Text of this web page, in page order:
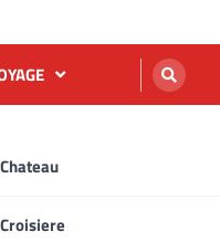
Chateau
Croisiere